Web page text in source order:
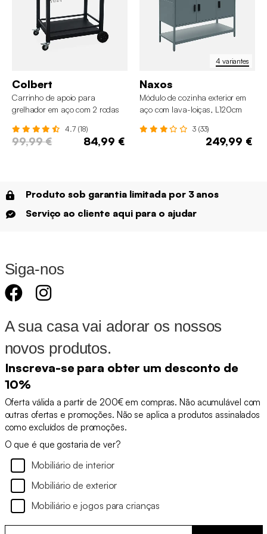
Colbert
Carrinho de apoio para
grelhador em aço com 2 rodas
4.7 (18)
99,99 € 84,99 €
4 variantes
Naxos
Módulo de cozinha exterior em
aço com lava-loiças, L120cm
3 (33)
249,99 €
Produto sob garantia limitada por 3 anos
Serviço ao cliente aqui para o ajudar
Siga-nos
A sua casa vai adorar os nossos
novos produtos.
Inscreva-se para obter um desconto de
10%
Oferta válida a partir de 200€ em compras. Não acumulável com
outras ofertas e promoções. Não se aplica a produtos assinalados
como excluídos de promoções.
O que é que gostaria de ver?
Mobiliário de interior
Mobiliário de exterior
Mobiliário e jogos para crianças